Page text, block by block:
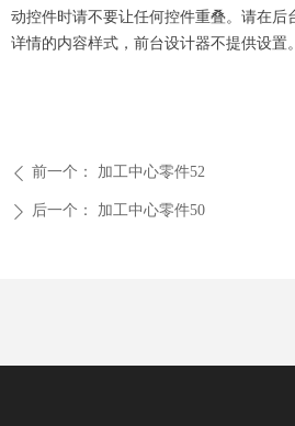
动控件时请不要让任何控件重叠。请在后
详情的内容样式，前台设计器不提供设置。
ꄴ 前一个： 加工中心零件52
ꄲ 后一个： 加工中心零件50